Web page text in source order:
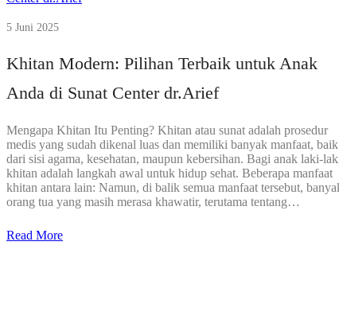
5 Juni 2025
Khitan Modern: Pilihan Terbaik untuk Anak
Anda di Sunat Center dr.Arief
Mengapa Khitan Itu Penting? Khitan atau sunat adalah prosedur
medis yang sudah dikenal luas dan memiliki banyak manfaat, baik
dari sisi agama, kesehatan, maupun kebersihan. Bagi anak laki-
khitan adalah langkah awal untuk hidup sehat. Beberapa manfaat
khitan antara lain: Namun, di balik semua manfaat tersebut,
orang tua yang masih merasa khawatir, terutama tentang…
Read More